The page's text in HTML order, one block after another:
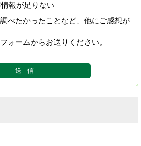
情報が足りない
べたかったことなど、他にご感想が
ォームからお送りください。